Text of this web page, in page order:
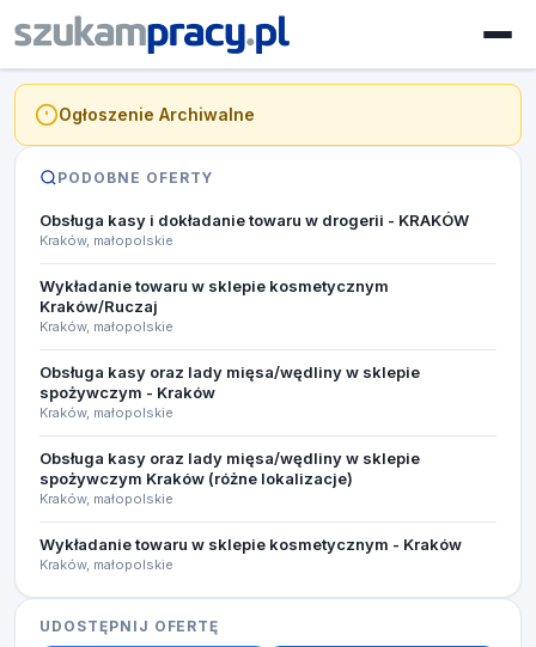
Ogłoszenie Archiwalne
PODOBNE OFERTY
Obsługa kasy i dokładanie towaru w drogerii - KRAKÓW
Kraków, małopolskie
Wykładanie towaru w sklepie kosmetycznym
Kraków/Ruczaj
Kraków, małopolskie
Obsługa kasy oraz lady mięsa/wędliny w sklepie
spożywczym - Kraków
Kraków, małopolskie
Obsługa kasy oraz lady mięsa/wędliny w sklepie
spożywczym Kraków (różne lokalizacje)
Kraków, małopolskie
Wykładanie towaru w sklepie kosmetycznym - Kraków
Kraków, małopolskie
UDOSTĘPNIJ OFERTĘ